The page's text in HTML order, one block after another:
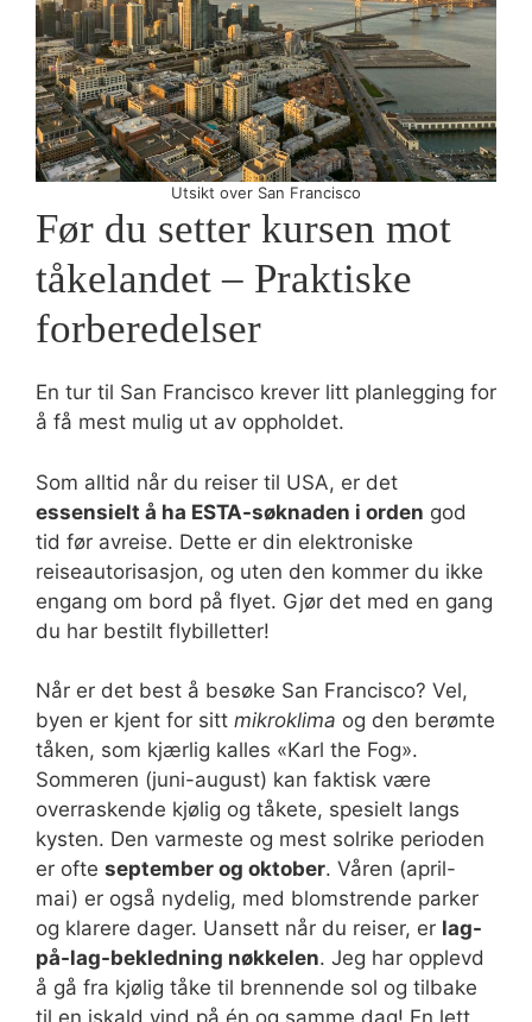
Utsikt over San Francisco
Før du setter kursen mot
tåkelandet – Praktiske
forberedelser
En tur til San Francisco krever litt planlegging for
å få mest mulig ut av oppholdet.
Som alltid når du reiser til USA, er det
essensielt å ha ESTA-søknaden i orden god
tid før avreise. Dette er din elektroniske
reiseautorisasjon, og uten den kommer du ikke
engang om bord på flyet. Gjør det med en gang
du har bestilt flybilletter!
Når er det best å besøke San Francisco? Vel,
byen er kjent for sitt mikroklima og den berømte
tåken, som kjærlig kalles «Karl the Fog».
Sommeren (juni-august) kan faktisk være
overraskende kjølig og tåkete, spesielt langs
kysten. Den varmeste og mest solrike perioden
er ofte september og oktober. Våren (april-
mai) er også nydelig, med blomstrende parker
og klarere dager. Uansett når du reiser, er lag-
på-lag-bekledning nøkkelen. Jeg har opplevd
å gå fra kjølig tåke til brennende sol og tilbake
til en iskald vind på én og samme dag! En lett